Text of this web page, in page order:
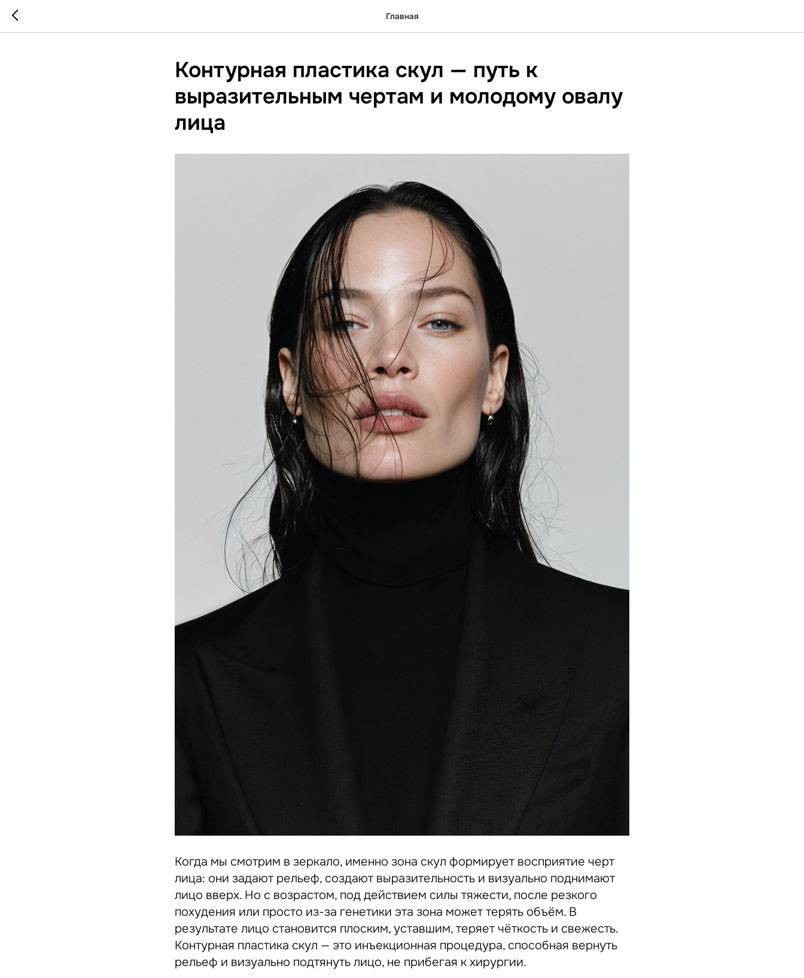
Главная
Контурная пластика скул — путь к
выразительным чертам и молодому овалу
лица
Когда мы смотрим в зеркало, именно зона скул формирует восприятие черт
лица: они задают рельеф, создают выразительность и визуально поднимают
лицо вверх. Но с возрастом, под действием силы тяжести, после резкого
похудения или просто из-за генетики эта зона может терять объём. В
результате лицо становится плоским, уставшим, теряет чёткость и свежесть.
Контурная пластика скул — это инъекционная процедура, способная вернуть
рельеф и визуально подтянуть лицо, не прибегая к хирургии.